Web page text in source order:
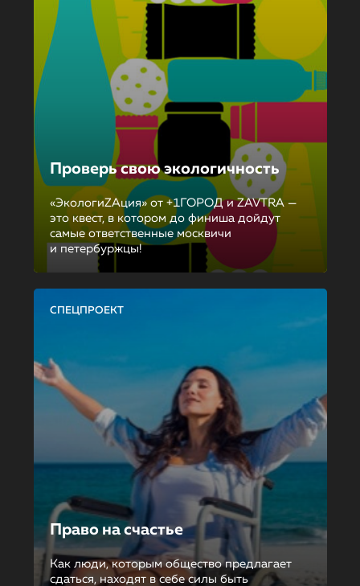
Проверь свою экологичность
«ЭкологиZAция» от +1ГОРОД и ZAVTRA —
это квест, в котором до финиша дойдут
самые ответственные москвичи
и петербуржцы!
СПЕЦПРОЕКТ
Право на счастье
Как люди, которым общество предлагает
сдаться, находят в себе силы быть